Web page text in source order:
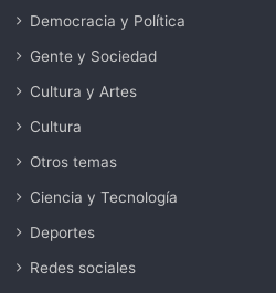
Democracia y Política
Gente y Sociedad
Cultura y Artes
Cultura
Otros temas
Ciencia y Tecnología
Deportes
Redes sociales